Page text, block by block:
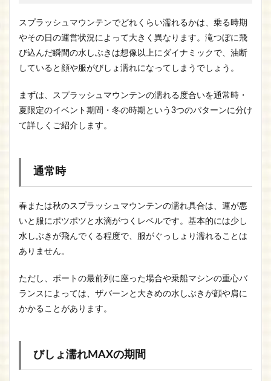
スプラッシュマウンテンでどれくらい濡れるかは、乗る時期
やその日の運営状況によって大きく異なります。滝つぼに飛
び込んだ瞬間の水しぶきは想像以上にダイナミックで、油断
していると顔や服がびしょ濡れになってしまうでしょう。
まずは、スプラッシュマウンテンの濡れる度合いを通常時・
夏限定のイベント期間・冬の時期という3つのパターンに分け
て詳しくご紹介します。
通常時
春または秋のスプラッシュマウンテンの濡れ具合は、運が悪
いと服にポツポツと水滴がつくレベルです。基本的には少し
水しぶきが飛んでくる程度で、服がぐっしょり濡れることは
ありません。
ただし、ボートの最前列に座った場合や乗船マシンの重心バ
ランスによっては、ザバーンと大きめの水しぶきが顔や肩に
かかることがあります。
びしょ濡れMAXの期間